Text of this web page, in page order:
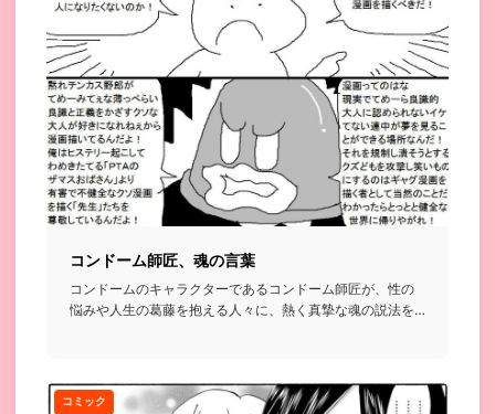
コンドーム師匠、魂の言葉
コンドームのキャラクターであるコンドーム師匠が、性の
悩みや人生の葛藤を抱える人々に、熱く真摯な魂の説法を
コミック